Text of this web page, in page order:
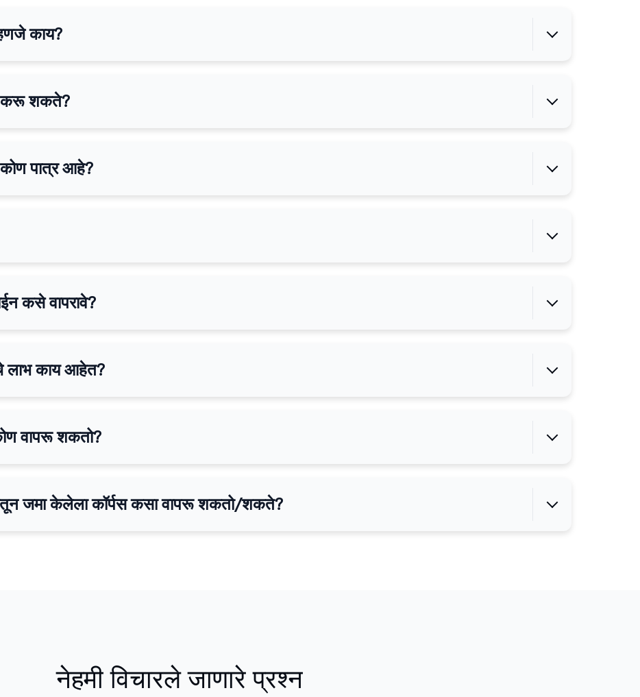
काय?
करू शकते?
पात्र आहे?
कसे वापरावे?
लाभ काय आहेत?
वापरू शकतो?
जमा केलेला कॉर्पस कसा वापरू शकतो/शकते?
नेहमी विचारले जाणारे प्रश्न